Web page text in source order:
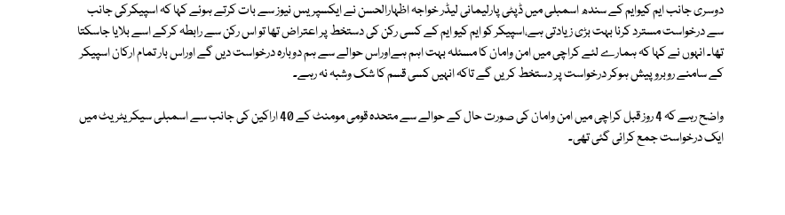
دوسری جانب ایم کیوایم کے سندھ اسمبلی میں ڈپٹی پارلیمانی لیڈر خواجہ اظہارالحسن نے ایکسپریس نیوز سے بات کرتے ہوئے کہا کہ اسپیکرکی جانب
سے درخواست مسترد کرنا بہت بڑی زیادتی ہے،اسپیکر کو ایم کیو ایم کے کسی رکن کی دستخط پر اعتراض تھا تو اس رکن سے رابطہ کرکے اسے بلایا جاسکتا
تھا۔ انہوں نے کہا کہ ہمارے لئے کراچی میں امن وامان کا مسئلہ بہت اہم ہےاوراس حوالے سے ہم دوبارہ درخواست دیں گے اوراس بار تمام ارکان اسپیکر
کے سامنے روبرو پیش ہوکر درخواست پر دستخط کریں گے تاکہ انہیں کسی قسم کا شک وشبہ نہ رہے۔
واضح رہے کہ 4 روز قبل کراچی میں امن وامان کی صورت حال کے حوالے سے متحدہ قومی مومنٹ کے 40 اراکین کی جانب سے اسمبلی سیکریٹریٹ میں
ایک درخواست جمع کرائی گئی تھی۔